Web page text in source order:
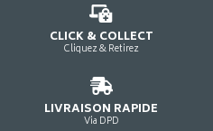
CLICK & COLLECT
Cliquez & Retirez
LIVRAISON RAPIDE
Via DPD